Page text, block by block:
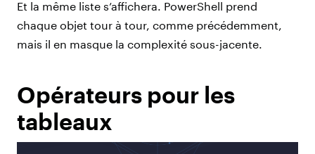
Et la même liste s’affichera. PowerShell prend
chaque objet tour à tour, comme précédemment,
mais il en masque la complexité sous-jacente.
Opérateurs pour les
tableaux